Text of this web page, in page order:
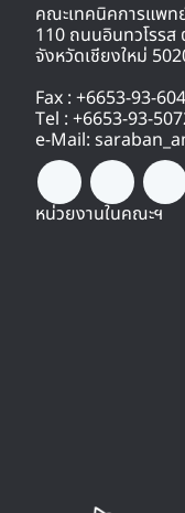
คณะเทคนิคการแพท
110 ถนนอินทวโรรส
จังหวัดเชียงใหม่
Fax : +6653-93-
Tel : +6653-93-
e-Mail:
หน่วยงานในคณะฯ